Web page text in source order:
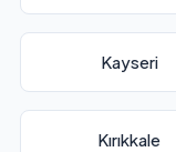
Kayseri
Kırıkkale